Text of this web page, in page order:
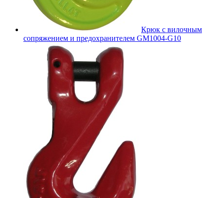
Крюк с вилочным
сопряжением и предохранителем GM1004-G10